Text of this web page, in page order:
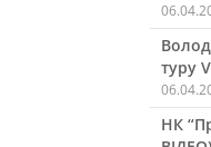
туру
НК